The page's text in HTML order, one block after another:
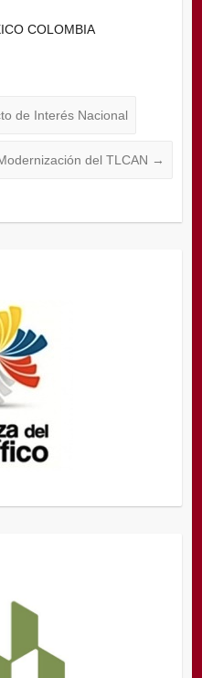
COLOMBIA
de Interés Nacional
del TLCAN →